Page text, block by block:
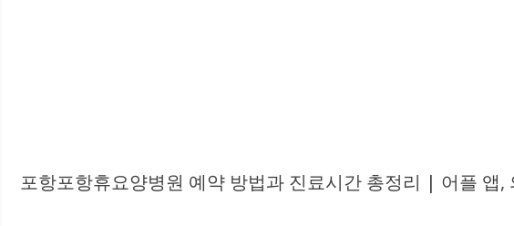
포항포항휴요양병원 예약 방법과 진료시간 총정리 | 어플 앱,